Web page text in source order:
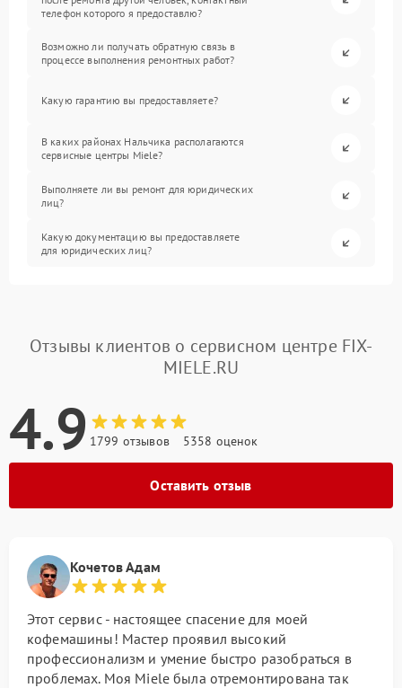
телефон которого я предоставлю?
Возможно ли получать обратную связь в
процессе выполнения ремонтных работ?
Какую гарантию вы предоставляете?
В каких районах Нальчика располагаются
сервисные центры Miele?
Выполняете ли вы ремонт для юридических
лиц?
Какую документацию вы предоставляете
для юридических лиц?
Отзывы клиентов о сервисном центре FIX-
MIELE.RU
4.9 1799 отзывов 5358 оценок
Оставить отзыв
Кочетов Адам
Этот сервис - настоящее спасение для моей
кофемашины! Мастер проявил высокий
профессионализм и умение быстро разобраться в
проблемах. Моя Miele была отремонтирована так